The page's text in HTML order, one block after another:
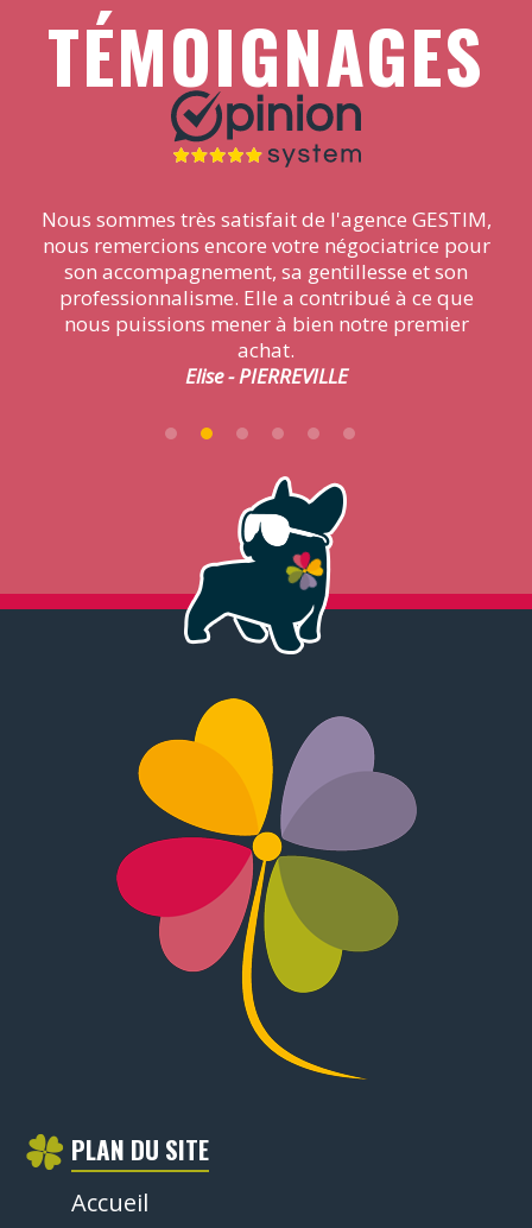
TÉMOIGNAGES
Mickael - TOURLAVILLE
Nous sommes très satisfait de l'agence GESTIM,
nous remercions encore votre négociatrice pour
son accompagnement, sa gentillesse et son
professionnalisme. Elle a contribué à ce que
nous puissions mener à bien notre premier
achat.
Elise - PIERREVILLE
Christian - CHERBOURG
Jérémy - CHERBOURG
PLAN DU SITE
Accueil